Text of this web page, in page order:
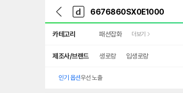
다
나
와
가
기
다
와
메
인
카테고리 패션잡화 더보기
제조사/브랜드 생로랑 입생로랑
인기 옵션우선 노출